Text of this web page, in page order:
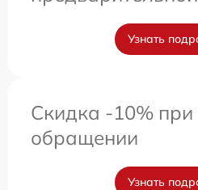
Узнать
Скидка -10%
обращении
Узнать